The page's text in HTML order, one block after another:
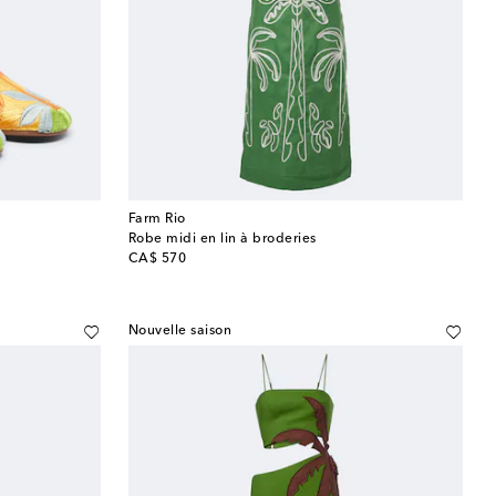
Farm Rio
Robe midi en lin à broderies
CA$ 570
original price
Nouvelle saison